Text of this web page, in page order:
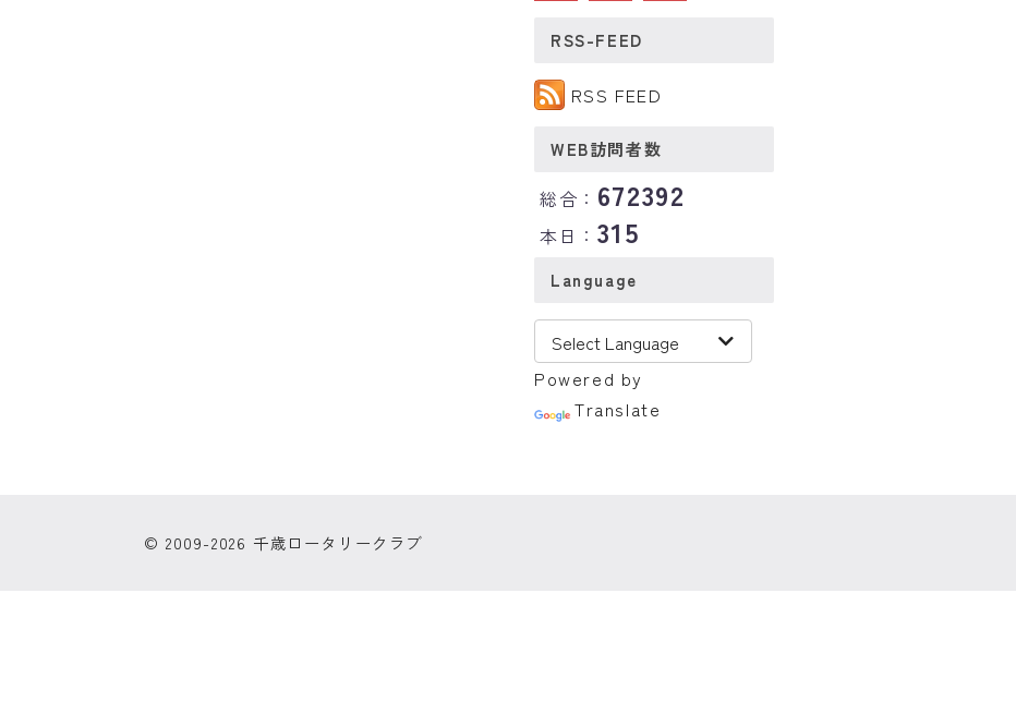
RSS-FEED
RSS FEED
WEB訪問者数
総合： 672392
本日： 315
Language
Powered by
Translate
© 2009-2026 千歳ロータリークラブ